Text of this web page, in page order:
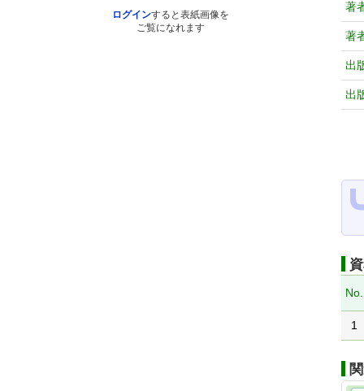
ログインすると表紙画像を
ご覧になれます
著
著
出
出
No.
1